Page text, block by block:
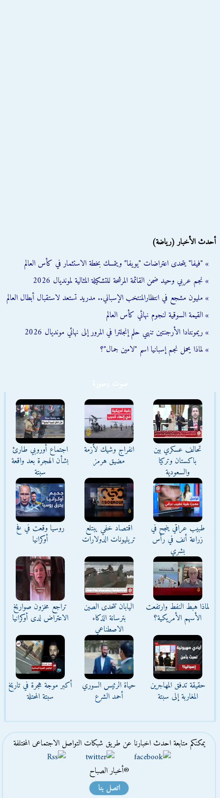
أحدث الأخبار (رياضة)
» "فيفا" يتحدى اعتراضات "يويفا" ويتمسك بخطة الاستثمار في كأس العالم
» نجم عربي وحيد ضمن القائمة المرشحة للتشكيلة المثالية لمونديال 2026
» مليون مشجع في انتظارالمنتخب الإسباني.. مدريد تستعد لاستقبال أبطال العالم
» القيمة السوقية لنجوم نهائي كأس العالم
» ريمونتادا الأرجنتين تنهي حلم إنجلترا في المرور إلى نهائي مونديال 2026
» لماذا يحمل نجم إسبانيا اسم "لامين جمال"؟
تحالف عسكري بين
باكستان وتركيا
والسعودية
انفراج وشيك لأزمة
مضيق هرمز
اجتماع أوروبي طارئ
بشأن الهجرة بعد واقعة
سبتة
طبيب عراقي ينجح في
زراعة أنف في رأس
بشري
اقتصاد خفي يبتلع
تريليونات الدولارات
روسيا وقعت في فخ
أوكرانيا
لماذا هبط النفط وارتفعت
الأسهم الأمريكية؟
اليابان تتحدى الصين
بترسانة الذكاء
الاصطناعي
تراجع مخزون صواريخ
الاعتراض لدى أوكرانيا
حقيقة تدفق المهاجرين
المغاربة إلى سبتة
حياة الرئيس السوري
أحمد الشرع
أكبر موجة هجرة في تاريخ
سبتة المحتلة
يمكنكم متابعة احدث اخبارنا عن طريق شبكات التواصل الاجتماعى المختلفة
®أخبار الصباح
اتصل بنا